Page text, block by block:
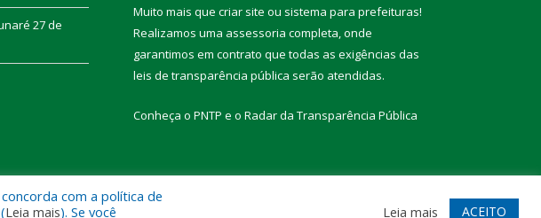
27 de
Muito mais que criar site ou sistema para prefeituras!
Realizamos uma assessoria completa, onde
garantimos em contrato que todas as exigências das
leis de transparência pública serão atendidas.
Conheça o PNTP e o Radar da Transparência Pública
Mapa do Site Acessar Webmail
com a política de
Leia mais). Se você Leia mais ACEITO